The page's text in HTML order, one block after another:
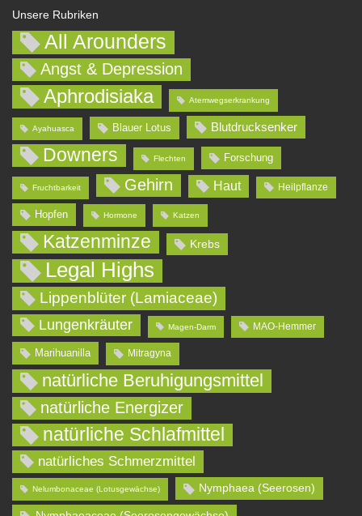
Unsere Rubriken
All Arounders
Angst & Depression
Aphrodisiaka Atemwegserkrankung
Ayahuasca Blauer Lotus Blutdrucksenker
Downers Flechten Forschung
Fruchtbarkeit Gehirn Haut Heilpflanze
Hopfen Hormone Katzen
Katzenminze Krebs
Legal Highs
Lippenblüter (Lamiaceae)
Lungenkräuter Magen-Darm MAO-Hemmer
Marihuanilla Mitragyna
natürliche Beruhigungsmittel
natürliche Energizer
natürliche Schlafmittel
natürliches Schmerzmittel
Nelumbonaceae (Lotusgewächse) Nymphaea (Seerosen)